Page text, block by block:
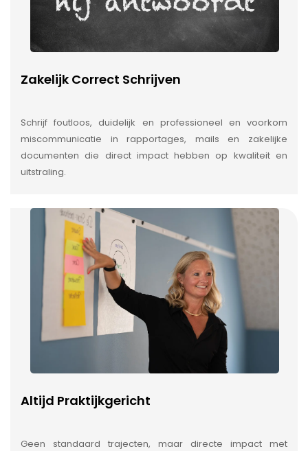
Zakelijk Correct Schrijven
Schrijf foutloos, duidelijk en professioneel en voorkom
miscommunicatie in rapportages, mails en zakelijke
documenten die direct impact hebben op kwaliteit en
uitstraling.
Altijd Praktijkgericht
Geen standaard trajecten, maar directe impact met